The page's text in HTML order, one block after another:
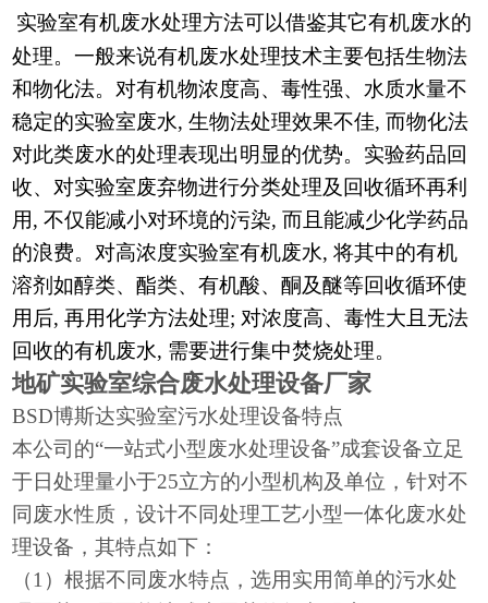
实验室有机废水处理方法可以借鉴其它有机废水的
处理。一般来说有机废水处理技术主要包括生物法
和物化法。对有机物浓度高、毒性强、水质水量不
稳定的实验室废水, 生物法处理效果不佳, 而物化法
对此类废水的处理表现出明显的优势。实验药品回
收、对实验室废弃物进行分类处理及回收循环再利
用, 不仅能减小对环境的污染, 而且能减少化学药品
的浪费。对高浓度实验室有机废水, 将其中的有机
溶剂如醇类、酯类、有机酸、酮及醚等回收循环使
用后, 再用化学方法处理; 对浓度高、毒性大且无法
回收的有机废水, 需要进行集中焚烧处理。
地矿实验室综合废水处理设备厂家
BSD博斯达实验室污水处理设备特点
本公司的“一站式小型废水处理设备”成套设备立足
于日处理量小于25立方的小型机构及单位，针对不
同废水性质，设计不同处理工艺小型一体化废水处
理设备，其特点如下：
（1）根据不同废水特点，选用实用简单的污水处